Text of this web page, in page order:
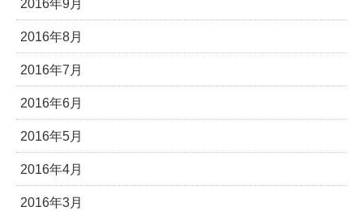
2016年9月
2016年8月
2016年7月
2016年6月
2016年5月
2016年4月
2016年3月